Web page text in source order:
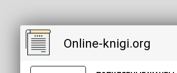
Online-knigi.org